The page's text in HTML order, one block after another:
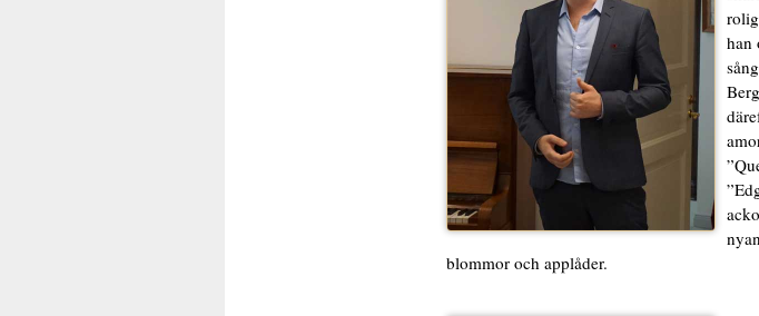
han
blommor och applåder.